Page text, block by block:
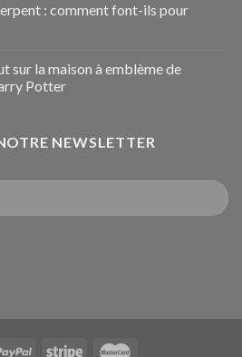
: comment font-ils pour
sur la maison à emblème de
Potter
NEWSLETTER